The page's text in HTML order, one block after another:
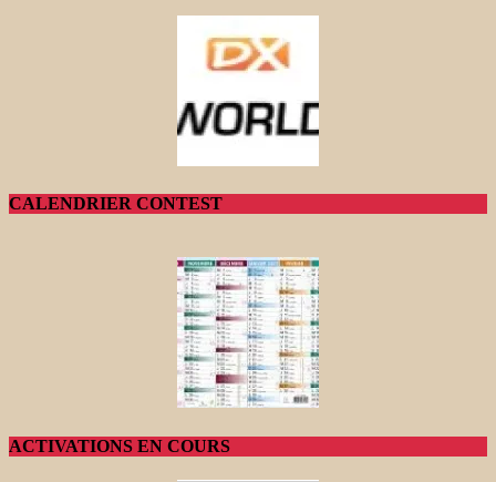
CALENDRIER CONTEST
ACTIVATIONS EN COURS